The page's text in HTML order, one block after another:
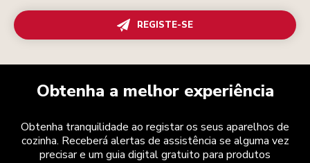
REGISTE-SE
Obtenha a melhor experiência
Obtenha tranquilidade ao registar os seus aparelhos de
cozinha. Receberá alertas de assistência se alguma vez
precisar e um guia digital gratuito para produtos